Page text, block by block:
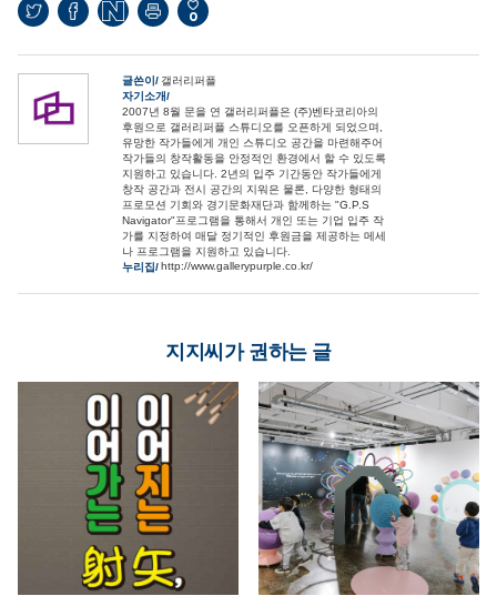
0
글쓴이
갤러리퍼플
자기소개
2007년 8월 문을 연 갤러리퍼플은 (주)벤타코리아의
후원으로 갤러리퍼플 스튜디오를 오픈하게 되었으며,
유망한 작가들에게 개인 스튜디오 공간을 마련해주어
작가들의 창작활동을 안정적인 환경에서 할 수 있도록
지원하고 있습니다. 2년의 입주 기간동안 작가들에게
창작 공간과 전시 공간의 지워은 물론, 다양한 형태의
프로모션 기회와 경기문화재단과 함께하는 "G.P.S
Navigator"프로그램을 통해서 개인 또는 기업 입주 작
가를 지정하여 매달 정기적인 후원금을 제공하는 메세
나 프로그램을 지원하고 있습니다.
누리집 http://www.gallerypurple.co.kr/
지지씨가 권하는 글